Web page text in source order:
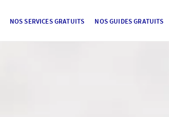
NOS SERVICES GRATUITS NOS GUIDES GRATUITS